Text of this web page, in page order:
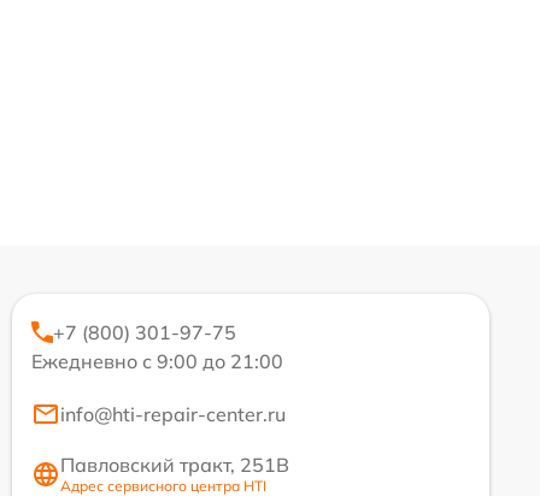
+7 (800) 301-97-75
Ежедневно с 9:00 до 21:00
info@hti-repair-center.ru
Павловский тракт, 251В
Адрес сервисного центра HTI